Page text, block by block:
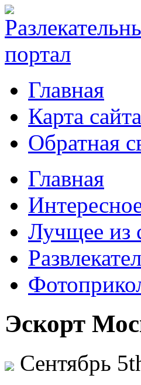
Главная
Карта сайта
Обратная
Главная
Лучщее из
Эскорт
Сентябрь